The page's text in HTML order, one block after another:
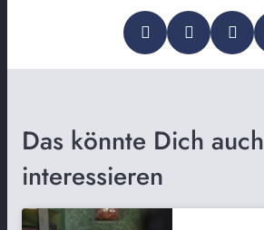
Das könnte Dich auch
interessieren